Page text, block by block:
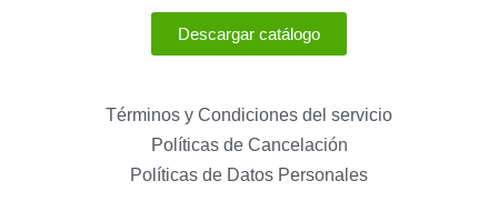
Descargar catálogo
Términos y Condiciones del servicio
Políticas de Cancelación
Políticas de Datos Personales